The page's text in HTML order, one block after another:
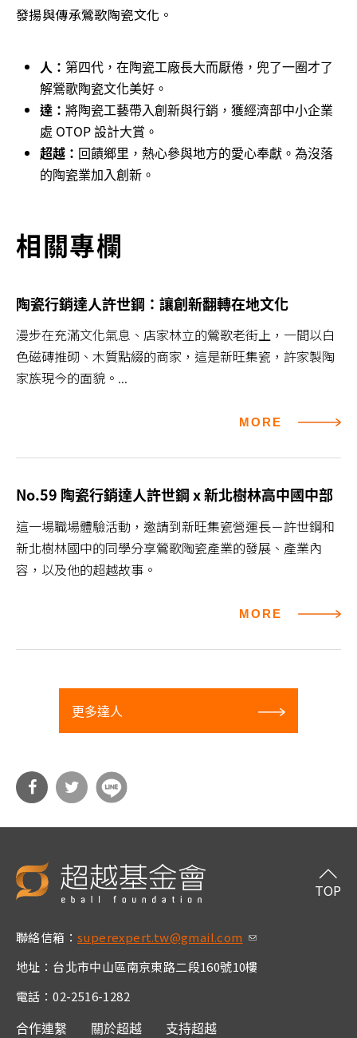
發揚與傳承鶯歌陶瓷文化。
人： 第四代，在陶瓷工廠長大而厭倦，兜了一圈才了
解鶯歌陶瓷文化美好。
達： 將陶瓷工藝帶入創新與行銷，獲經濟部中小企業
處 OTOP 設計大賞。
超越： 回饋鄉里，熱心參與地方的愛心奉獻。為沒落
的陶瓷業加入創新。
相關專欄
陶瓷行銷達人許世鋼：讓創新翻轉在地文化
漫步在充滿文化氣息、店家林立的鶯歌老街上，一間以白
色磁磚推砌、木質點綴的商家，這是新旺集瓷，許家製陶
家族現今的面貌。...
MORE
No.59 陶瓷行銷達人許世鋼 x 新北樹林高中國中部
這一場職場體驗活動，邀請到新旺集瓷營運長－許世鋼和
新北樹林國中的同學分享鶯歌陶瓷產業的發展、產業內
容，以及他的超越故事。
MORE
更多達人
cebo
witt
聯絡信箱： superexpert.tw@gmail.com (link sends e-m
地址：台北市中山區南京東路二段160號10樓
電話：02-2516-1282
合作連繫 關於超越 支持超越
TOP